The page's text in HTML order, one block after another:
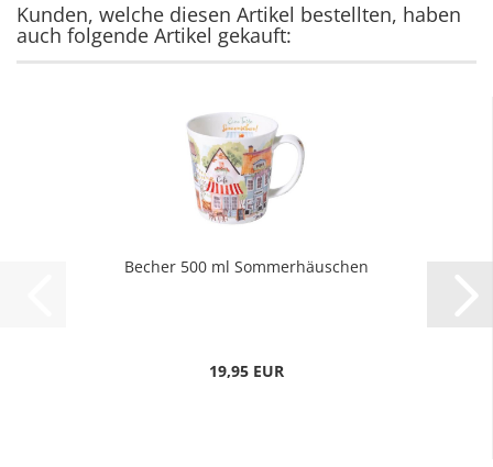
Kunden, welche diesen Artikel bestellten, haben
auch folgende Artikel gekauft:
Becher 500 ml Sommerhäuschen
19,95 EUR